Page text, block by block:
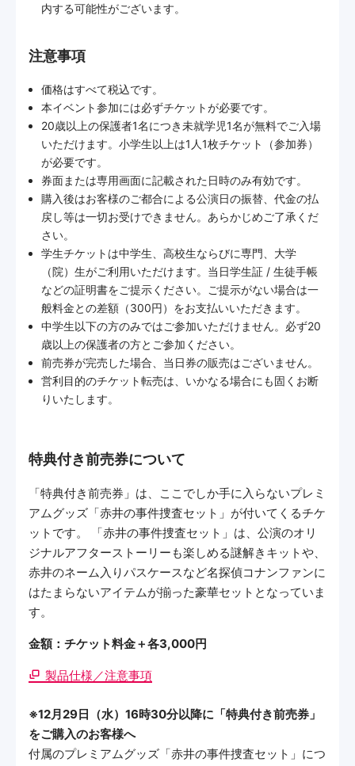
内する可能性がございます。
注意事項
価格はすべて税込です。
本イベント参加には必ずチケットが必要です。
20歳以上の保護者1名につき未就学児1名が無料でご入場
いただけます。小学生以上は1人1枚チケット（参加券）
が必要です。
券面または専用画面に記載された日時のみ有効です。
購入後はお客様のご都合による公演日の振替、代金の払
戻し等は一切お受けできません。あらかじめご了承くだ
さい。
学生チケットは中学生、高校生ならびに専門、大学
（院）生がご利用いただけます。当日学生証 / 生徒手帳
などの証明書をご提示ください。ご提示がない場合は一
般料金との差額（300円）をお支払いいただきます。
中学生以下の方のみではご参加いただけません。必ず20
歳以上の保護者の方とご参加ください。
前売券が完売した場合、当日券の販売はございません。
営利目的のチケット転売は、いかなる場合にも固くお断
りいたします。
特典付き前売券について
「特典付き前売券」は、ここでしか手に入らないプレミ
アムグッズ「赤井の事件捜査セット」が付いてくるチケ
ットです。 「赤井の事件捜査セット」は、公演のオリ
ジナルアフターストーリーも楽しめる謎解きキットや、
赤井のネーム入りパスケースなど名探偵コナンファンに
はたまらないアイテムが揃った豪華セットとなっていま
す。
金額：チケット料金＋各3,000円
製品仕様／注意事項
※12月29日（水）16時30分以降に「特典付き前売券」
をご購入のお客様へ
付属のプレミアムグッズ「赤井の事件捜査セット」につ